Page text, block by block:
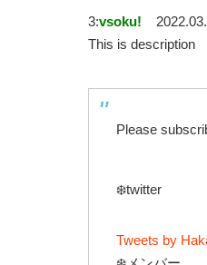
3:vsoku!
This is description
Please
❄️twitter
Tweets by